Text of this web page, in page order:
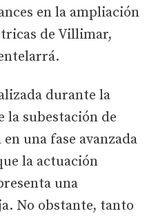
en la ampliación
de Villimar,
durante la
la subestación de
una fase avanzada
la actuación
una
No obstante, tanto